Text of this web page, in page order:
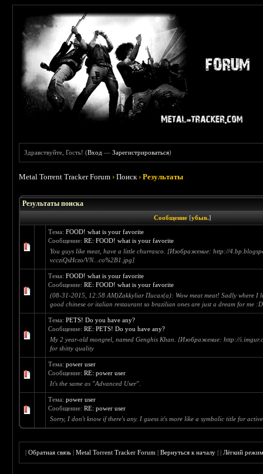
Здравствуйте, Гость! (Вход —Зарегистрироваться)
Metal Torrent Tracker Forum ›Поиск ›Результаты
Результаты поиска
Сообщение [убыв.]
Тема:FOOD! what is your favorite
Сообщение:RE: FOOD! what is your favorite
You guys like meat, have a little churrasco. [Изображение: http://
vccziQsHczo/VN...co%2B1.jpg]
Тема:FOOD! what is your favorite
Сообщение:RE: FOOD! what is your favorite
(08-31-2015, 12:58 AM)Zakkyliar Писал(а): Wow meat meat! Sadly where I
good chinese or italian restaurant so brazilian ones are just a dream for me
Тема:PETS! Do you have any?
Сообщение:RE: PETS! Do you have any?
My 2 year-old mongrel, named Genghis Khan. [Изображение: http://
for shitty quality
Тема:power user
Сообщение:RE: power user
It's the same as "Advanced User".
Тема:power user
Сообщение:RE: power user
Sorry, I don't know if there's any. I guess it's more like a symbolic title for
|Обратная связь |Metal Torrent Tracker Forum |Вернуться к началу ||Лёгкий